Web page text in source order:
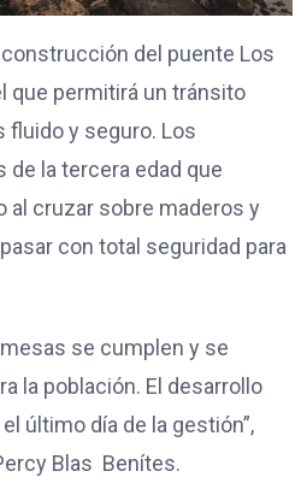
del puente Los
que permitirá un tránsito
fluido y seguro. Los
la tercera edad que
al cruzar sobre maderos y
con total seguridad para
se cumplen y se
la población. El desarrollo
último día de la gestión”,
Blas Benítes.